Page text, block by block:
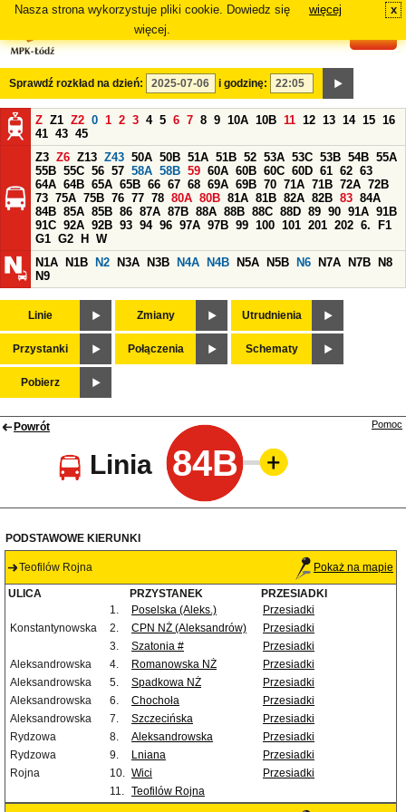
Nasza strona wykorzystuje pliki cookie. Dowiedz się
więcej.
więcej x
Sprawdź rozkład na dzień: i godzinę:
Z Z1 Z2 0 1 2 3 4 5 6 7 8 9 10A 10B 11 12 13 14 15 16
41 43 45
Z3 Z6 Z13 Z43 50A 50B 51A 51B 52 53A 53C 53B 54B 55A
55B 55C 56 57 58A 58B 59 60A 60B 60C 60D 61 62 63
64A 64B 65A 65B 66 67 68 69A 69B 70 71A 71B 72A 72B
73 75A 75B 76 77 78 80A 80B 81A 81B 82A 82B 83 84A
84B 85A 85B 86 87A 87B 88A 88B 88C 88D 89 90 91A 91B
91C 92A 92B 93 94 96 97A 97B 99 100 101 201 202 6.
F1
G1 G2 H
W
N1A
N1B N2 N3A N3B N4A N4B N5A N5B N6 N7A N7B
N8
N9
Linie Zmiany Utrudnienia
Przystanki Połączenia Schematy
Pobierz
Powrót
Linia 84B
Pomoc
PODSTAWOWE KIERUNKI
Teofilów Rojna Pokaż na mapie
ULICA PRZYSTANEK
PRZESIADKI
1.
Poselska (Aleks.)
Przesiadki
Konstantynowska
2. CPN NŻ (Aleksandrów)
Przesiadki
3.
Szatonia #
Przesiadki
Aleksandrowska
4. Romanowska NŻ
Przesiadki
Aleksandrowska
5. Spadkowa NŻ
Przesiadki
Aleksandrowska
6. Chochoła
Przesiadki
Aleksandrowska
7. Szczecińska
Przesiadki
Rydzowa
8. Aleksandrowska
Przesiadki
Rydzowa
9. Lniana
Przesiadki
Rojna
10. Wici
Przesiadki
11. Teofilów Rojna